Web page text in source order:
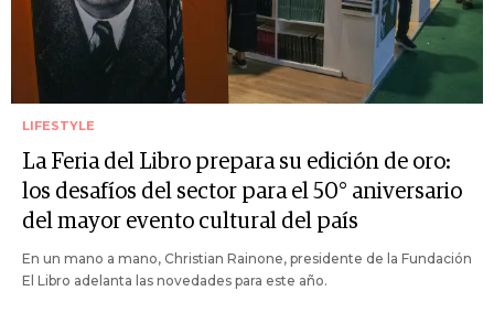
LIFESTYLE
La Feria del Libro prepara su edición de oro:
los desafíos del sector para el 50° aniversario
del mayor evento cultural del país
En un mano a mano, Christian Rainone, presidente de la Fundación
El Libro adelanta las novedades para este año.